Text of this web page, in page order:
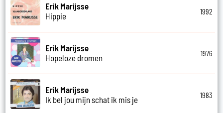
Erik Marijsse
Hippie
1992
Erik Marijsse
Hopeloze dromen
1976
Erik Marijsse
Ik bel jou mijn schat ik mis je
1983